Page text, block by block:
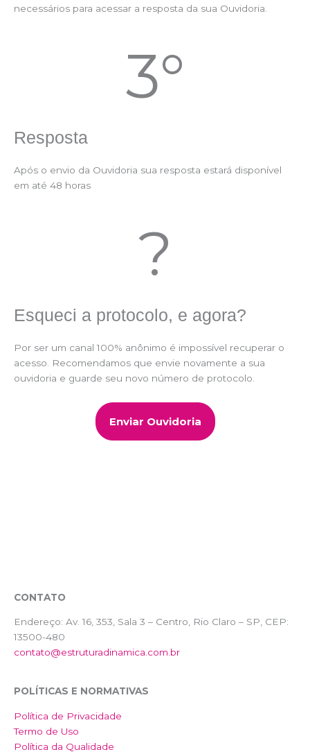
necessários para acessar a resposta da sua Ouvidoria.
3°
Resposta
Após o envio da Ouvidoria sua resposta estará disponível
em até 48 horas
?
Esqueci a protocolo, e agora?
Por ser um canal 100% anônimo é impossível recuperar o
acesso. Recomendamos que envie novamente a sua
ouvidoria e guarde seu novo número de protocolo.
Enviar Ouvidoria
CONTATO
Endereço: Av. 16, 353, Sala 3 – Centro, Rio Claro – SP, CEP:
13500-480
contato@estruturadinamica.com.br
POLÍTICAS E NORMATIVAS
Política de Privacidade
Termo de Uso
Política da Qualidade